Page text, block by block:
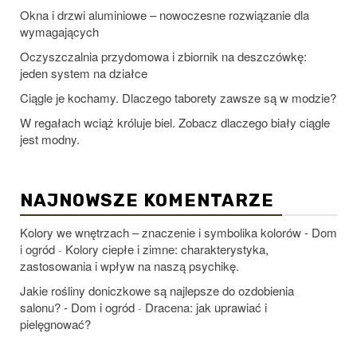
Okna i drzwi aluminiowe – nowoczesne rozwiązanie dla
wymagających
Oczyszczalnia przydomowa i zbiornik na deszczówkę:
jeden system na działce
Ciągle je kochamy. Dlaczego taborety zawsze są w modzie?
W regałach wciąż króluje biel. Zobacz dlaczego biały ciągle
jest modny.
NAJNOWSZE KOMENTARZE
Kolory we wnętrzach – znaczenie i symbolika kolorów - Dom
i ogród - Kolory ciepłe i zimne: charakterystyka,
zastosowania i wpływ na naszą psychikę.
Jakie rośliny doniczkowe są najlepsze do ozdobienia
salonu? - Dom i ogród - Dracena: jak uprawiać i
pielęgnować?